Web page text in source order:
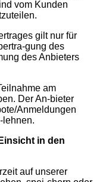
vom Kunden
gilt nur für
gung des
des Anbieters
am
Der An-bieter
Anmeldungen
lehnen.
in den
auf unserer